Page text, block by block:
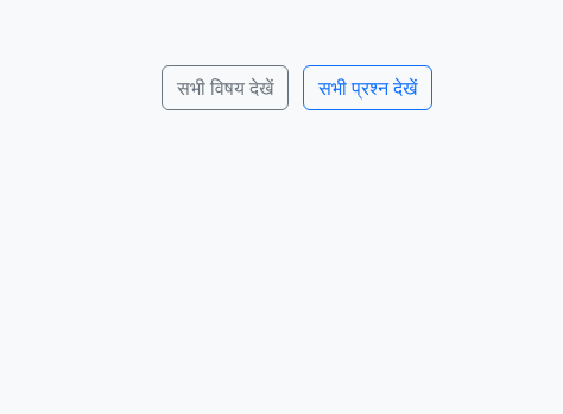
सभी विषय देखें सभी प्रश्न देखें